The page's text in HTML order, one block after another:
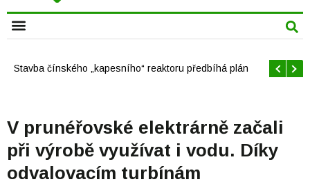
Offshore větrné elektrárny v USA se mají brzy rozrůst
V prunéřovské elektrárně začali
při výrobě využívat i vodu. Díky
odvalovacím turbínám